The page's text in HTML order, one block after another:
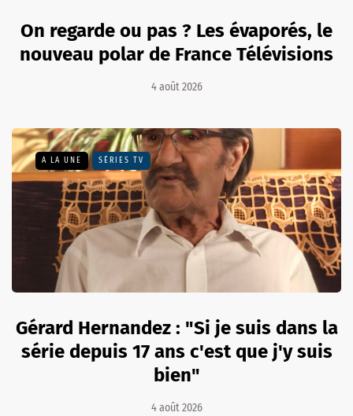
On regarde ou pas ? Les évaporés, le
nouveau polar de France Télévisions
4 août 2026
A LA UNE SÉRIES TV
Gérard Hernandez : "Si je suis dans la
série depuis 17 ans c'est que j'y suis
bien"
4 août 2026